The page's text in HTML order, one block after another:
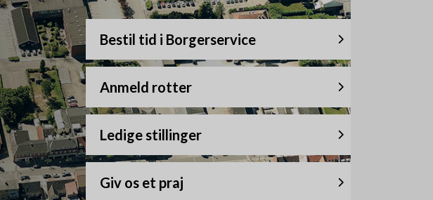
Bestil tid i Borgerservice
Anmeld rotter
Ledige stillinger
Giv os et praj